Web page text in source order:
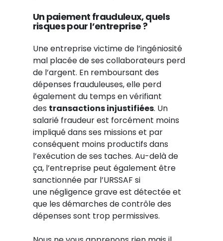
Un paiement frauduleux, quels
risques pour l’entreprise ?
Une entreprise victime de l’ingéniosité
mal placée de ses collaborateurs perd
de l’argent. En remboursant des
dépenses frauduleuses, elle perd
également du temps en vérifiant
des transactions injustifiées. Un
salarié fraudeur est forcément moins
impliqué dans ses missions et par
conséquent moins productifs dans
l’exécution de ses taches. Au-delà de
ça, l’entreprise peut également être
sanctionnée par l’URSSAF si
une négligence grave est détectée et
que les démarches de contrôle des
dépenses sont trop permissives.